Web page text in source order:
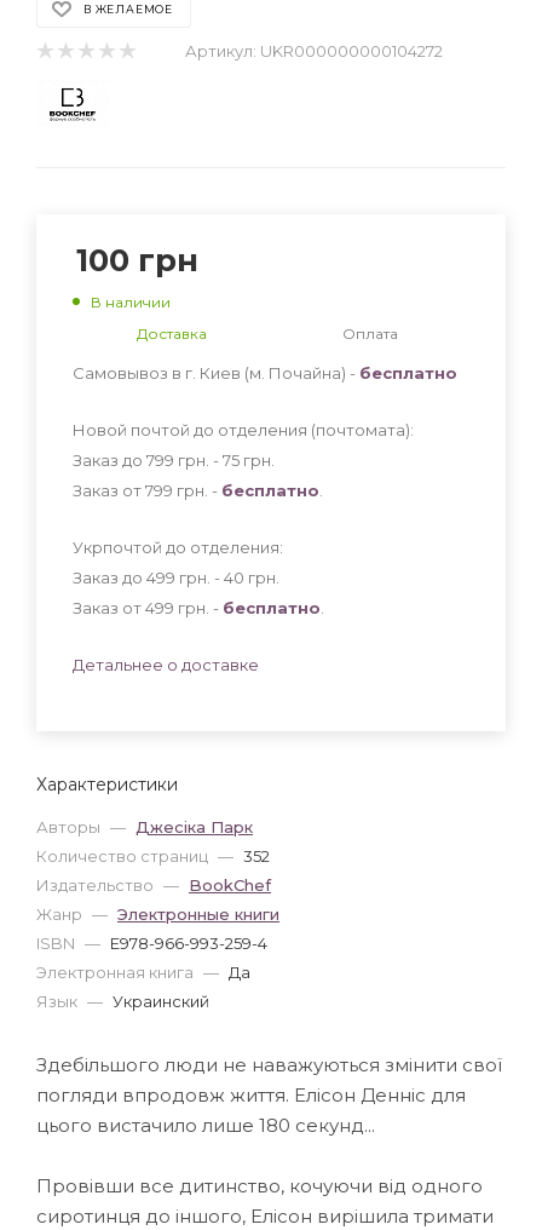
В ЖЕЛАЕМОЕ
Артикул: UKR000000000104272
Характеристики
Авторы — Джесіка Парк
Количество страниц — 352
Издательство — BookChef
Жанр — Электронные книги
ISBN — E978-966-993-259-4
Электронная книга — Да
Язык — Украинский
100 грн
В наличии
Доставка
Оплата
Самовывоз в г. Киев (м. Почайна) - бесплатно
Новой почтой до отделения (почтомата):
Заказ до 799 грн. - 75 грн
Заказ от 799 грн. - бесплатно
Укрпочтой до отделения:
Заказ до 499 грн. - 40 грн
Заказ от 499 грн. - бесплатно
Детальнее о доставке
Здебільшого люди не наважуються змінити свої
погляди впродовж життя. Елісон Денніс для
цього вистачило лише 180 секунд...
Провівши все дитинство, кочуючи від одного
сиротинця до іншого, Елісон вирішила тримати